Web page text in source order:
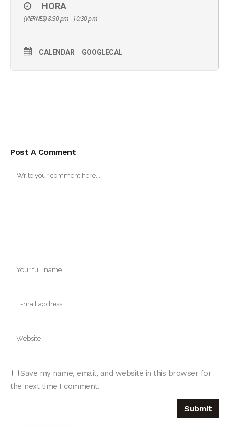
HORA
(VIERNES) 8:30 pm - 10:30 pm
CALENDAR GOOGLECAL
Post A Comment
Save my name, email, and website in this browser for
the next time I comment.